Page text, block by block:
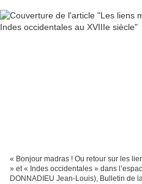
« Bonjour madras ! Ou retour sur les
» et « Indes occidentales » dans
DONNADIEU Jean-Louis), Bulletin de